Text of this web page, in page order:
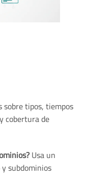
sobre tipos, tiempos
cobertura de
Usa un
subdominios